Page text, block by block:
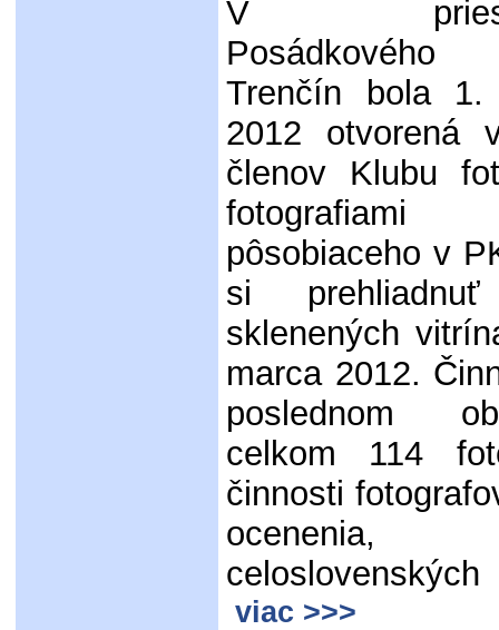
V
Posádkového
Trenčín bola 1.
2012 otvorená
členov Klubu
pôsobiaceho v
si
sklenených
marca 2012.
poslednom
celkom 114
činnosti
viac >>>